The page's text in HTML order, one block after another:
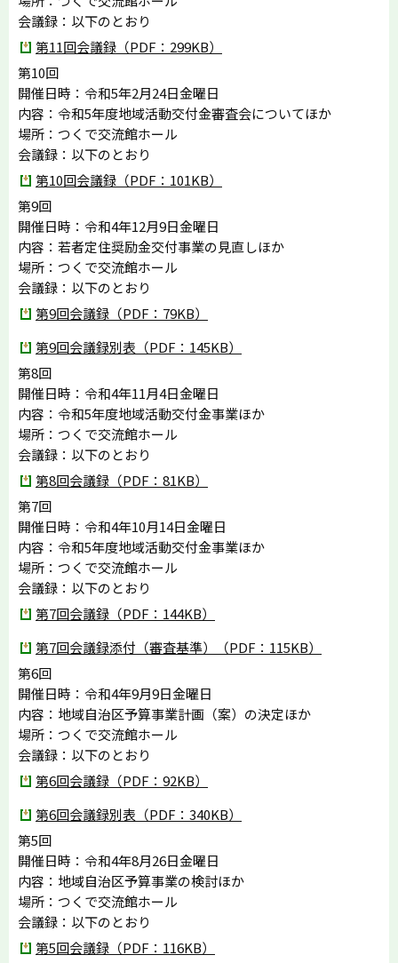
会議録：以下のとおり
第11回会議録（PDF：299KB）
第10回
開催日時：令和5年2月24日金曜日
内容：令和5年度地域活動交付金審査会についてほか
場所：つくで交流館ホール
会議録：以下のとおり
第10回会議録（PDF：101KB）
第9回
開催日時：令和4年12月9日金曜日
内容：若者定住奨励金交付事業の見直しほか
場所：つくで交流館ホール
会議録：以下のとおり
第9回会議録（PDF：79KB）
第9回会議録別表（PDF：145KB）
第8回
開催日時：令和4年11月4日金曜日
内容：令和5年度地域活動交付金事業ほか
場所：つくで交流館ホール
会議録：以下のとおり
第8回会議録（PDF：81KB）
第7回
開催日時：令和4年10月14日金曜日
内容：令和5年度地域活動交付金事業ほか
場所：つくで交流館ホール
会議録：以下のとおり
第7回会議録（PDF：144KB）
第7回会議録添付（審査基準）（PDF：115KB）
第6回
開催日時：令和4年9月9日金曜日
内容：地域自治区予算事業計画（案）の決定ほか
場所：つくで交流館ホール
会議録：以下のとおり
第6回会議録（PDF：92KB）
第6回会議録別表（PDF：340KB）
第5回
開催日時：令和4年8月26日金曜日
内容：地域自治区予算事業の検討ほか
場所：つくで交流館ホール
会議録：以下のとおり
第5回会議録（PDF：116KB）